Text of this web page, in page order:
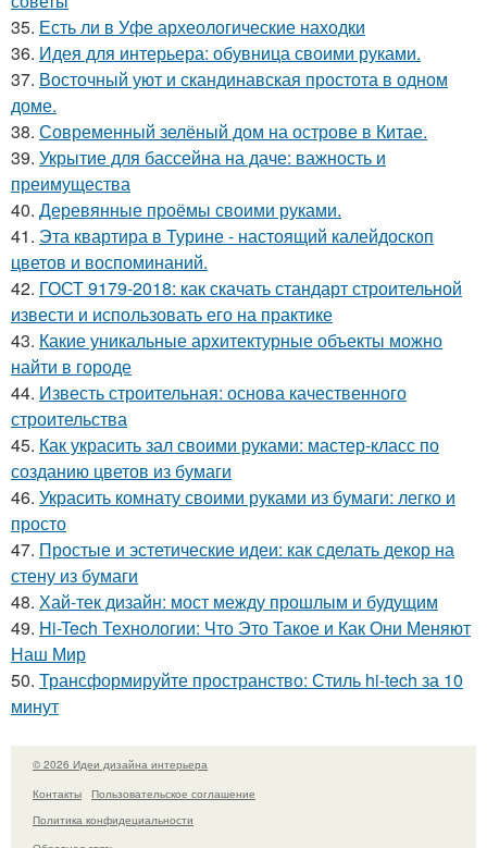
35. Есть ли в Уфе археологические находки
36. Идея для интерьера: обувница своими руками.
37. Восточный уют и скандинавская простота в одном
доме.
38. Современный зелёный дом на острове в Китае.
39. Укрытие для бассейна на даче: важность и
преимущества
40. Деревянные проёмы своими руками.
41. Эта квартира в Турине - настоящий калейдоскоп
цветов и воспоминаний.
42. ГОСТ 9179-2018: как скачать стандарт строительной
извести и использовать его на практике
43. Какие уникальные архитектурные объекты можно
найти в городе
44. Известь строительная: основа качественного
строительства
45. Как украсить зал своими руками: мастер-класс по
созданию цветов из бумаги
46. Украсить комнату своими руками из бумаги: легко и
просто
47. Простые и эстетические идеи: как сделать декор на
стену из бумаги
48. Хай-тек дизайн: мост между прошлым и будущим
49. Hi-Tech Технологии: Что Это Такое и Как Они Меняют
Наш Мир
50. Трансформируйте пространство: Стиль hi-tech за 10
минут
© 2026 Идеи дизайна интерьера
Контакты
Пользовательское соглашение
Политика конфидециальности